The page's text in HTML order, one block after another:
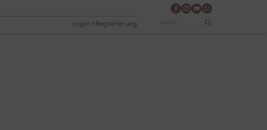
Login / Registrierung